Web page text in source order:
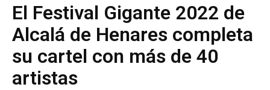
El Festival Gigante 2022 de
Alcalá de Henares completa
su cartel con más de 40
artistas